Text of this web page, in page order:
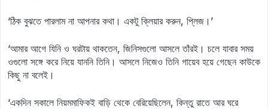
‘ঠিক বুঝতে পারলাম না আপনার কথা। একটু ক্লিয়ার করুন, প্লিজ।’
‘আমার আগে যিনি ও ঘরটায় থাকতেন, জিনিসগুলো আসলে তাঁরই। চলে যাবার সময়
ওগুলো সঙ্গে করে নিয়ে যাননি তিনি। আসলে নিজেও তিনি গায়েব হয়ে গেছেন কাউকে
কিছু না বলেই।
‘একদিন সকালে নিয়মমাফিকই বাড়ি থেকে বেরিয়েছিলেন, কিন্তু রাতে আর ঘরে